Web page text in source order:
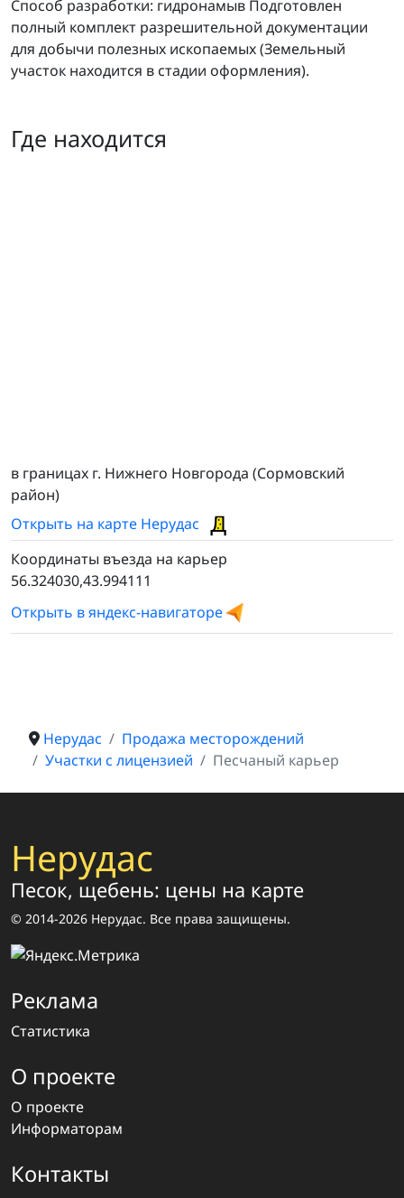
Способ разработки: гидронамыв Подготовлен
полный комплект разрешительной документации
для добычи полезных ископаемых (Земельный
участок находится в стадии оформления).
Где находится
в границах г. Нижнего Новгорода (Сормовский
район)
Открыть на карте Нерудас
Координаты въезда на карьер
56.324030,43.994111
Открыть в яндекс-навигаторе
Нерудас
Продажа месторождений
Участки с лицензией
Песчаный карьер
Нерудас
Песок, щебень: цены на карте
© 2014-2026 Нерудас. Все права защищены.
Реклама
Статистика
О проекте
О проекте
Информаторам
Контакты